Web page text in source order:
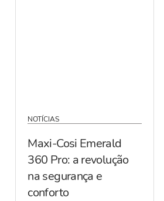
NOTÍCIAS
Maxi-Cosi Emerald
360 Pro: a revolução
na segurança e
conforto